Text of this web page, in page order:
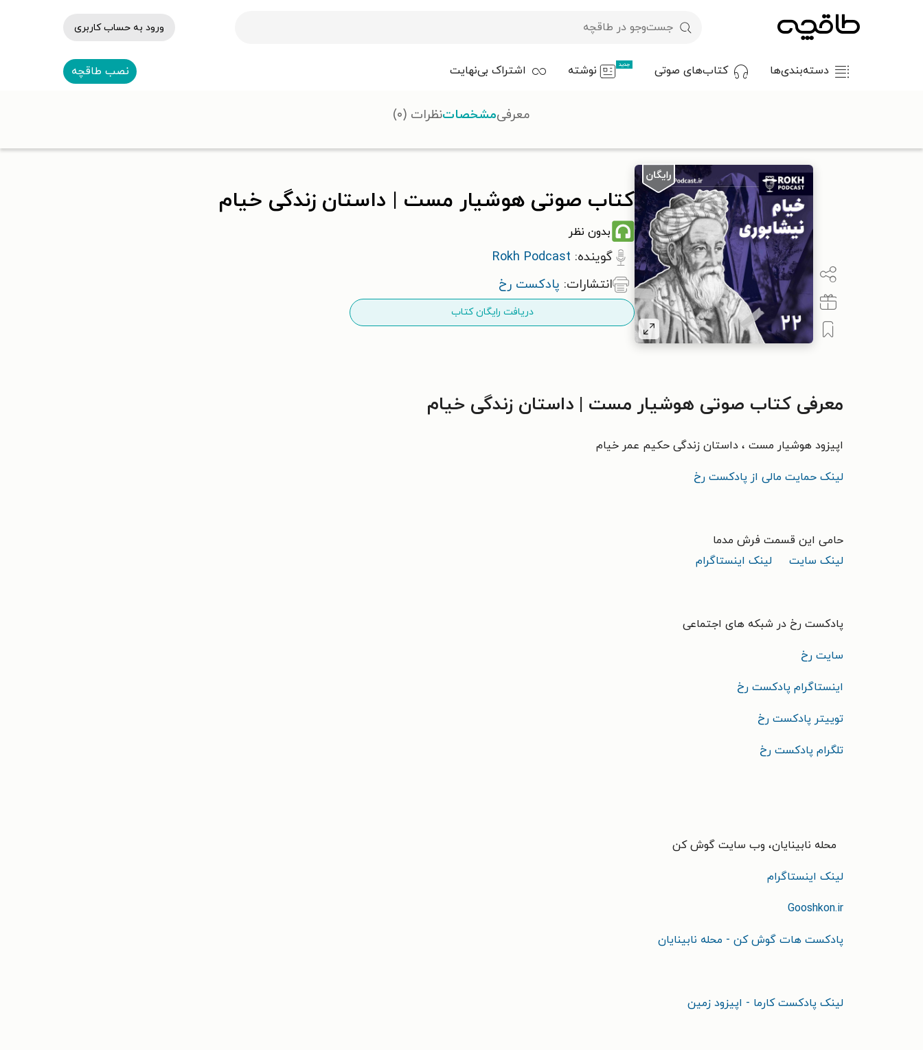
ورود به حساب کاربری
دسته‌بندی‌ها کتاب‌های صوتی جدید نوشته اشتراک بی‌نهایت نصب طاقچه
کتاب صوتی هوشیار مست | داستان زندگی خیام
بدون نظر
گوینده: Rokh Podcast
انتشارات: پادکست رخ
دریافت رایگان کتاب
معرفیمشخصاتنظرات (۰)
معرفی کتاب صوتی هوشیار مست | داستان زندگی خیام
اپیزود هوشیار مست ، داستان زندگی حکیم عمر خیام
لینک حمایت مالی از پادکست رخ
حامی این قسمت فرش مدما
لینک سایت
لینک اینستاگرام
پادکست رخ در شبکه های اجتماعی
سایت رخ
اینستاگرام پادکست رخ
توییتر پادکست رخ
تلگرام پادکست رخ
محله نابینایان، وب سایت گوش کن
لینک اینستاگرام
Gooshkon.ir
پادکست هات گوش کن - محله نابینایان
لینک پادکست کارما - اپیزود زمین